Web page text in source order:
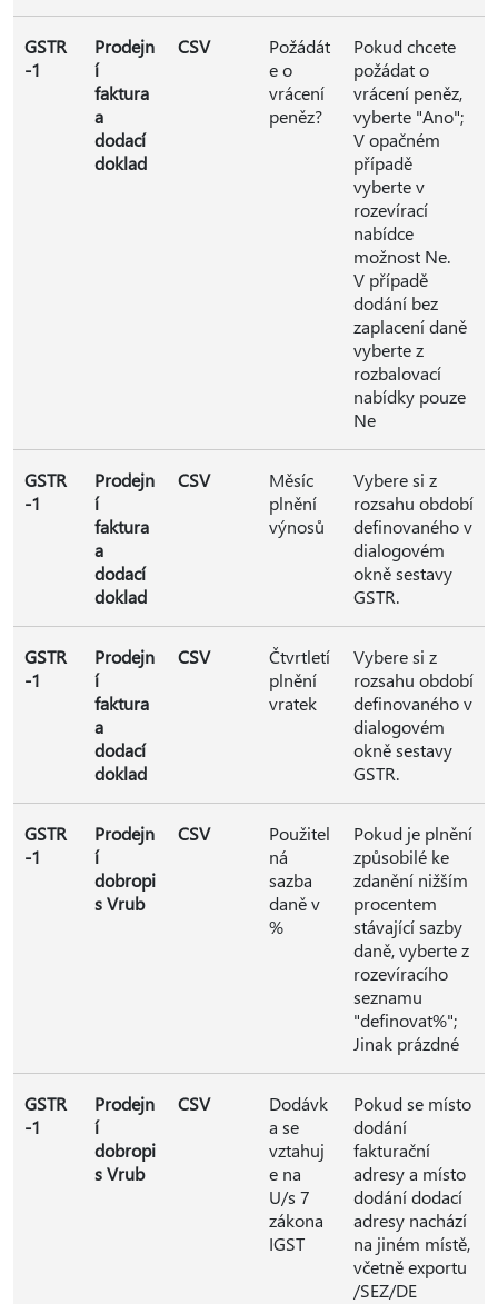
GSTR
-1
Prodejn
í
faktura
a
dodací
doklad
CSV
Požádát
e o
vrácení
peněz?
Pokud chcete
požádat o
vrácení peněz,
vyberte "Ano";
V opačném
případě
vyberte v
rozevírací
nabídce
možnost Ne.
V případě
dodání bez
zaplacení daně
vyberte z
rozbalovací
nabídky pouze
Ne
GSTR
-1
Prodejn
í
faktura
a
dodací
doklad
CSV
Měsíc
plnění
výnosů
Vybere si z
rozsahu období
definovaného v
dialogovém
okně sestavy
GSTR.
GSTR
-1
Prodejn
í
faktura
a
dodací
doklad
CSV
Čtvrtletí
plnění
vratek
Vybere si z
rozsahu období
definovaného v
dialogovém
okně sestavy
GSTR.
GSTR
-1
Prodejn
í
dobropi
s Vrub
CSV
Použitel
ná
sazba
daně v
%
Pokud je plnění
způsobilé ke
zdanění nižším
procentem
stávající sazby
daně, vyberte z
rozevíracího
seznamu
"definovat%";
Jinak prázdné
GSTR
-1
Prodejn
í
dobropi
s Vrub
CSV
Dodávk
a se
vztahuj
e na
U/s 7
zákona
IGST
Pokud se místo
dodání
fakturační
adresy a místo
dodání dodací
adresy nachází
na jiném místě,
včetně exportu
/SEZ/DE